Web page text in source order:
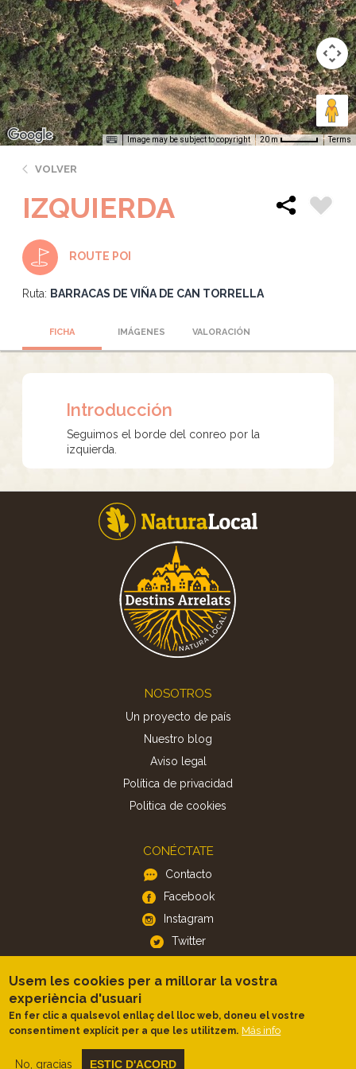
Image may be subject to copyright 20 m Terms
VOLVER
IZQUIERDA
ROUTE POI
Ruta: BARRACAS DE VIÑA DE CAN TORRELLA
FICHA IMÁGENES VALORACIÓN
Introducción
Seguimos el borde del conreo por la
izquierda.
NOSOTROS
Un proyecto de país
Nuestro blog
Aviso legal
Política de privacidad
Politica de cookies
CONÉCTATE
Contacto
Facebook
Instagram
Twitter
APP
iOS
Android
Usem les cookies per a millorar la vostra
experiència d'usuari
En fer clic a qualsevol enllaç del lloc web, doneu el vostre
consentiment explícit per a que les utilitzem. Más info
No, gracias ESTIC D'ACORD